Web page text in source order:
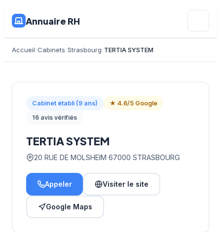
Annuaire RH
Accueil Cabinets Strasbourg TERTIA SYSTEM
Cabinet établi (9 ans)
★ 4.6/5 Google
16 avis vérifiés
TERTIA SYSTEM
20 RUE DE MOLSHEIM 67000 STRASBOURG
Appeler Visiter le site
Google Maps